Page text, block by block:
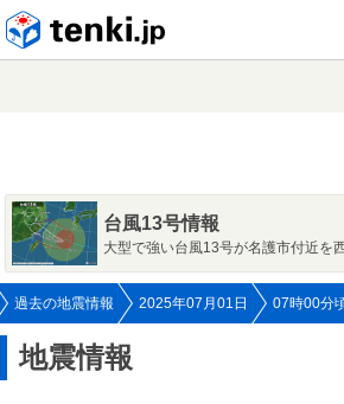
台風13号情報
大型で強い台風13号が名護市付近を
過去の地震情報 2025年07月01日 07時00分
地震情報